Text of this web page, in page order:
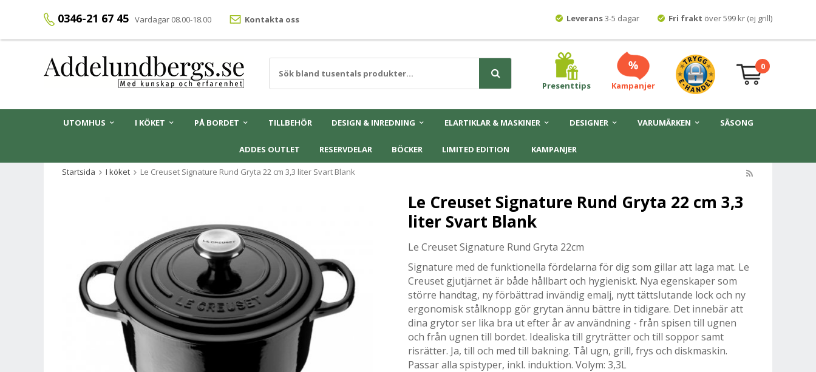
0346-21 67 45 Vardagar 08.00-18.00 Kontakta oss Leverans3-5 dagar Fri frakt över 599 kr (ej grill)
Presenttips Kampanjer
0
UTOMHUS I KÖKET PÅ BORDET TILLBEHÖR DESIGN & INREDNING ELARTIKLAR & MASKINER DESIGNER VARUMÄRKEN SÄSONG
ADDES OUTLET RESERVDELAR BÖCKER LIMITED EDITION KAMPANJER
Startsida I köket Le Creuset Signature Rund Gryta 22 cm 3,3 liter Svart Blank
Le Creuset Signature Rund Gryta 22 cm 3,3
liter Svart Blank
Le Creuset Signature Rund Gryta 22cm
Signature med de funktionella fördelarna för dig som gillar att laga mat. Le
Creuset gjutjärnet är både hållbart och hygieniskt. Nya egenskaper som
större handtag, ny förbättrad invändig emalj, nytt tättslutande lock och ny
ergonomisk stålknopp gör grytan ännu bättre in tidigare. Det innebär att
dina grytor ser lika bra ut efter år av användning - från spisen till ugnen
och från ugnen till bordet. Idealiska till gryträtter och till soppor samt
risrätter. Ja, till och med till bakning. Tål ugn, grill, frys och diskmaskin.
Passar alla spistyper, inkl. induktion. Volym: 3,3L